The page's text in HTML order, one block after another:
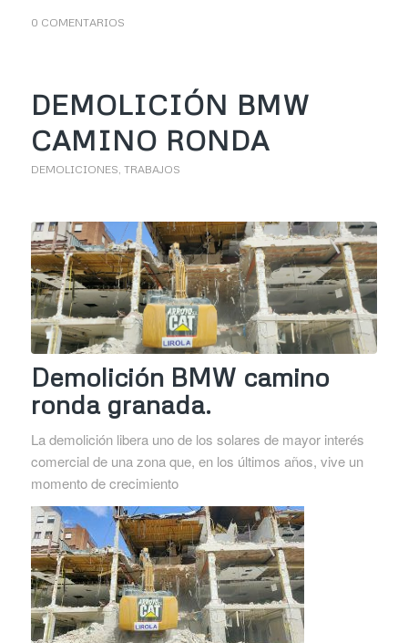
0 COMENTARIOS
DEMOLICIÓN BMW
CAMINO RONDA
DEMOLICIONES TRABAJOS
Demolición BMW camino
ronda granada.
La demolición libera uno de los solares de mayor interés
comercial de una zona que, en los últimos años, vive un
momento de crecimiento